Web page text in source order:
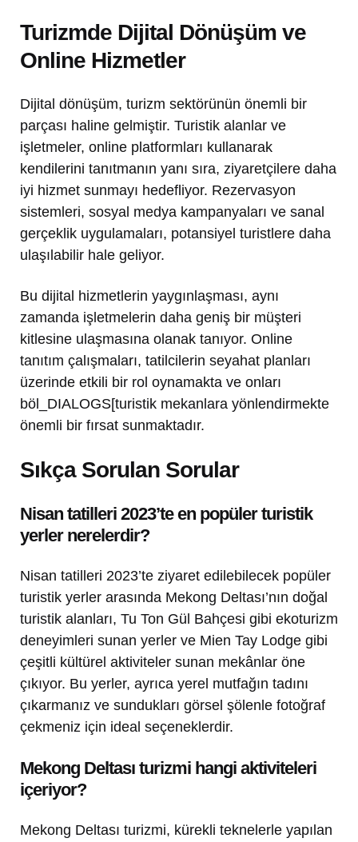
Turizmde Dijital Dönüşüm ve
Online Hizmetler
Dijital dönüşüm, turizm sektörünün önemli bir
parçası haline gelmiştir. Turistik alanlar ve
işletmeler, online platformları kullanarak
kendilerini tanıtmanın yanı sıra, ziyaretçilere daha
iyi hizmet sunmayı hedefliyor. Rezervasyon
sistemleri, sosyal medya kampanyaları ve sanal
gerçeklik uygulamaları, potansiyel turistlere daha
ulaşılabilir hale geliyor.
Bu dijital hizmetlerin yaygınlaşması, aynı
zamanda işletmelerin daha geniş bir müşteri
kitlesine ulaşmasına olanak tanıyor. Online
tanıtım çalışmaları, tatilcilerin seyahat planları
üzerinde etkili bir rol oynamakta ve onları
böl_DIALOGS[turistik mekanlara yönlendirmekte
önemli bir fırsat sunmaktadır.
Sıkça Sorulan Sorular
Nisan tatilleri 2023’te en popüler turistik
yerler nerelerdir?
Nisan tatilleri 2023’te ziyaret edilebilecek popüler
turistik yerler arasında Mekong Deltası’nın doğal
turistik alanları, Tu Ton Gül Bahçesi gibi ekoturizm
deneyimleri sunan yerler ve Mien Tay Lodge gibi
çeşitli kültürel aktiviteler sunan mekânlar öne
çıkıyor. Bu yerler, ayrıca yerel mutfağın tadını
çıkarmanız ve sundukları görsel şölenle fotoğraf
çekmeniz için ideal seçeneklerdir.
Mekong Deltası turizmi hangi aktiviteleri
içeriyor?
Mekong Deltası turizmi, kürekli teknelerle yapılan